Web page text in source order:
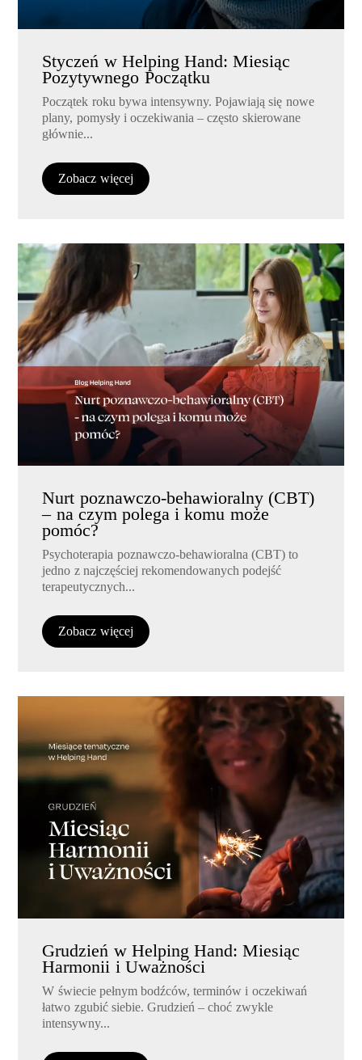
Styczeń w Helping Hand: Miesiąc
Pozytywnego Początku
Początek roku bywa intensywny. Pojawiają się nowe
plany, pomysły i oczekiwania – często skierowane
głównie...
Zobacz więcej
Nurt poznawczo-behawioralny (CBT)
– na czym polega i komu może
pomóc?
Psychoterapia poznawczo-behawioralna (CBT) to
jedno z najczęściej rekomendowanych podejść
terapeutycznych...
Zobacz więcej
Grudzień w Helping Hand: Miesiąc
Harmonii i Uważności
W świecie pełnym bodźców, terminów i oczekiwań
łatwo zgubić siebie. Grudzień – choć zwykle
intensywny...